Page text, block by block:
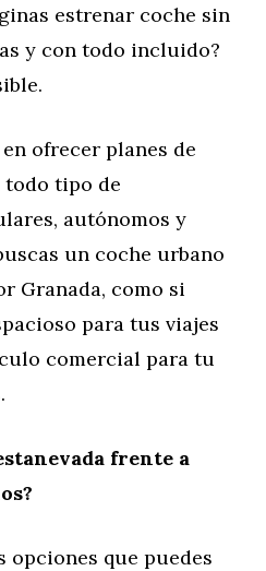
estrenar coche sin
y con todo incluido?
ofrecer planes de
todo tipo de
autónomos y
un coche urbano
Granada, como si
para tus viajes
comercial para tu
frente a
opciones que puedes